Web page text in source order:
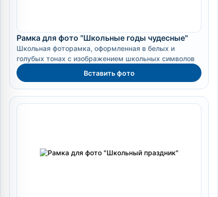
Рамка для фото "Школьные годы чудесные"
Школьная фоторамка, оформленная в белых и
голубых тонах с изображением школьных символов
Вставить фото